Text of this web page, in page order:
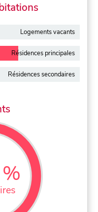
Logements vacants
Résidences principales
Résidences secondaires